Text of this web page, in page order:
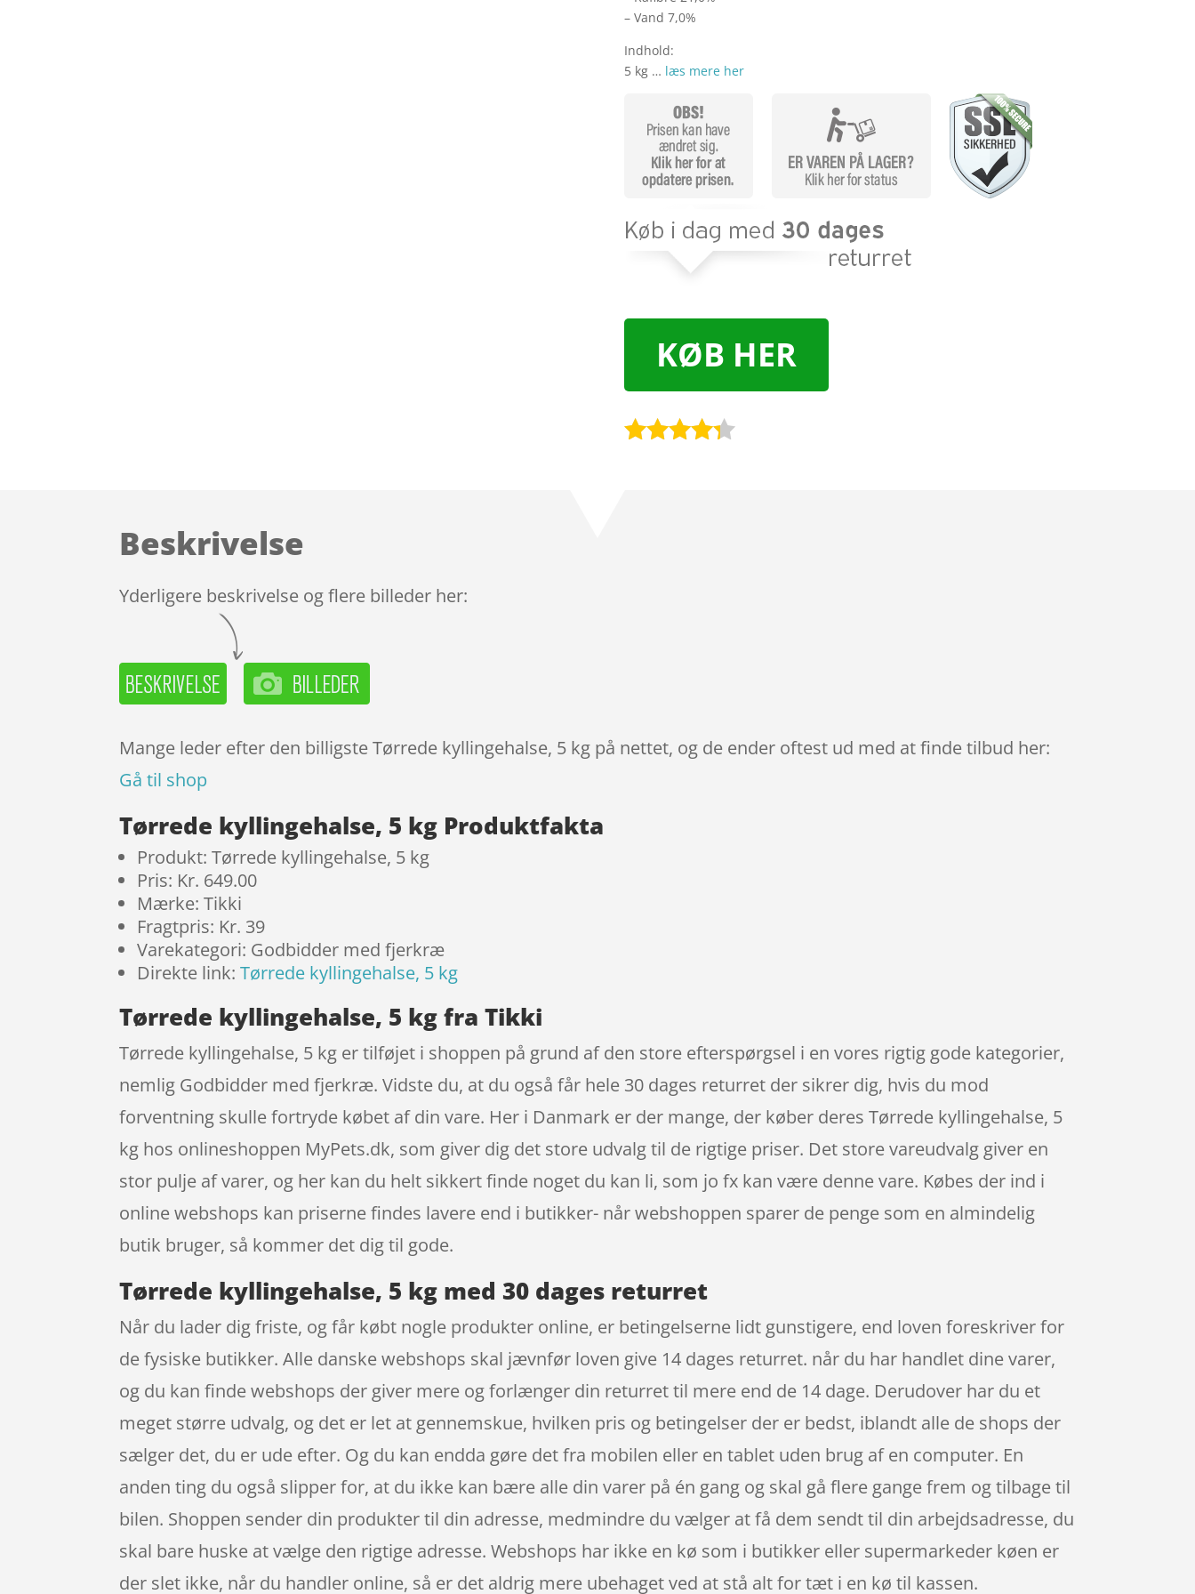
– Vand 7,0%
Indhold:
5 kg … læs mere her
KØB HER
Beskrivelse
Yderligere beskrivelse og flere billeder her:
Mange leder efter den billigste Tørrede kyllingehalse, 5 kg på nettet, og de ender oftest ud med at finde tilbud her:
Gå til shop
Tørrede kyllingehalse, 5 kg Produktfakta
Produkt: Tørrede kyllingehalse, 5 kg
Pris: Kr. 649.00
Mærke: Tikki
Fragtpris: Kr. 39
Varekategori: Godbidder med fjerkræ
Direkte link:Tørrede kyllingehalse, 5 kg
Tørrede kyllingehalse, 5 kg fra Tikki
Tørrede kyllingehalse, 5 kg er tilføjet i shoppen på grund af den store efterspørgsel i en vores rigtig gode kategorier,
nemlig Godbidder med fjerkræ. Vidste du, at du også får hele 30 dages returret der sikrer dig, hvis du mod
forventning skulle fortryde købet af din vare. Her i Danmark er der mange, der køber deres Tørrede kyllingehalse, 5
kg hos onlineshoppen MyPets.dk, som giver dig det store udvalg til de rigtige priser. Det store vareudvalg giver en
stor pulje af varer, og her kan du helt sikkert finde noget du kan li, som jo fx kan være denne vare. Købes der ind i
online webshops kan priserne findes lavere end i butikker- når webshoppen sparer de penge som en almindelig
butik bruger, så kommer det dig til gode.
Tørrede kyllingehalse, 5 kg med 30 dages returret
Når du lader dig friste, og får købt nogle produkter online, er betingelserne lidt gunstigere, end loven foreskriver for
de fysiske butikker. Alle danske webshops skal jævnfør loven give 14 dages returret. når du har handlet dine varer,
og du kan finde webshops der giver mere og forlænger din returret til mere end de 14 dage. Derudover har du et
meget større udvalg, og det er let at gennemskue, hvilken pris og betingelser der er bedst, iblandt alle de shops der
sælger det, du er ude efter. Og du kan endda gøre det fra mobilen eller en tablet uden brug af en computer. En
anden ting du også slipper for, at du ikke kan bære alle din varer på én gang og skal gå flere gange frem og tilbage til
bilen. Shoppen sender din produkter til din adresse, medmindre du vælger at få dem sendt til din arbejdsadresse, du
skal bare huske at vælge den rigtige adresse. Webshops har ikke en kø som i butikker eller supermarkeder køen er
der slet ikke, når du handler online, så er det aldrig mere ubehaget ved at stå alt for tæt i en kø til kassen.